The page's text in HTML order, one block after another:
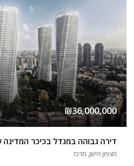
₪36,000,000
הצפון הישן, מרכז